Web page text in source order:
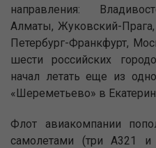
направления:
Алматы, Жуковский-
Петербург-Франкфурт,
шести российских
начал летать еще из
«Шереметьево» в
Флот авиакомпании
самолетами (три А321